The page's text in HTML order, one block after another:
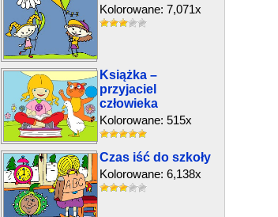
Kolorowane: 7,071x
Książka –
przyjaciel
człowieka
Kolorowane: 515x
Czas iść do szkoły
Kolorowane: 6,138x